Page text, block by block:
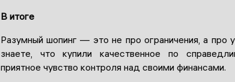
В итоге
Разумный шопинг — это не про ограничения, а про
знаете, что купили качественное по
приятное чувство контроля над своими финансами.